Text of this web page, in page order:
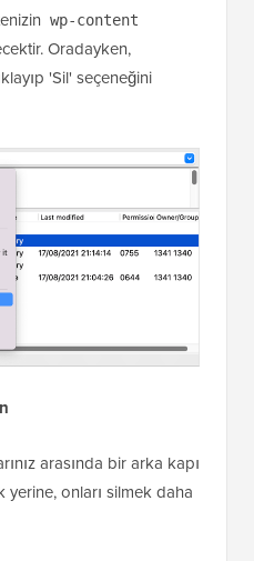
wp-content
Oradayken,
'Sil' seçeneğini
arasında bir arka kapı
onları silmek daha